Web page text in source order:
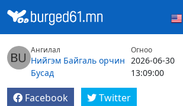
Ангилал
Нийгэм Байгаль орчин
Бусад
Огноо
2026-06-30
13:09:00
Facebook Twitter